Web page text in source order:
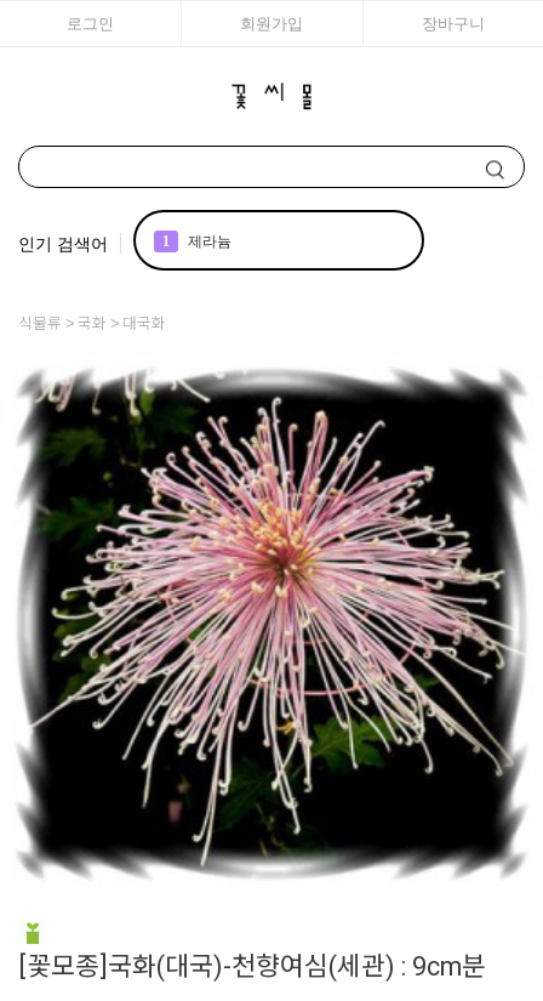
로그인 회원가입 장바구니
인기 검색어 1 제라늄
리갈
5 꽃씨
6 매발톱
7 접시꽃
8 시계초
9 플록스
백합
식물류 국화 대국화
[꽃모종]국화(대국)-천향여심(세관) : 9cm분